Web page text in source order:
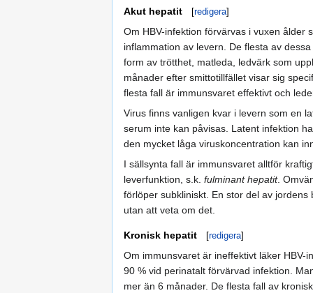
Akut hepatit [redigera]
Om HBV-infektion förvärvas i vuxen ålder
inflammation av levern. De flesta av
form av trötthet, matleda, ledvärk som
månader efter smittotillfället visar sig
flesta fall är immunsvaret effektivt och
Virus finns vanligen kvar i levern som en
serum inte kan påvisas. Latent infektion
den mycket låga viruskoncentration kan
I sällsynta fall är immunsvaret alltför
leverfunktion, s.k. fulminant hepatit.
förlöper subkliniskt. En stor del av
utan att veta om det.
Kronisk hepatit [redigera]
Om immunsvaret är ineffektivt läker HBV-
90 % vid perinatalt förvärvad infektion.
mer än 6 månader. De flesta fall av